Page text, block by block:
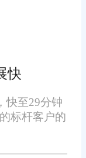
高，
系统
客户
单处
货周
依
提供
快
快至29分钟
标杆客户的